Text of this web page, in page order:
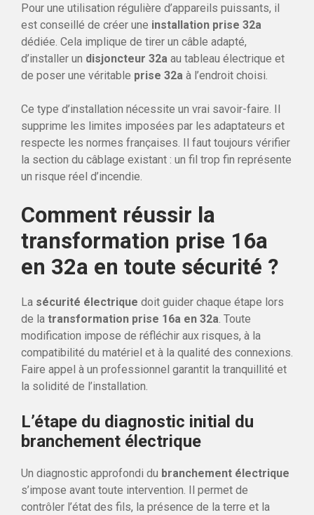
Pour une utilisation régulière d’appareils puissants, il
est conseillé de créer une installation prise 32a
dédiée. Cela implique de tirer un câble adapté,
d’installer un disjoncteur 32a au tableau électrique et
de poser une véritable prise 32a à l’endroit choisi.
Ce type d’installation nécessite un vrai savoir-faire. Il
supprime les limites imposées par les adaptateurs et
respecte les normes françaises. Il faut toujours vérifier
la section du câblage existant : un fil trop fin représente
un risque réel d’incendie.
Comment réussir la
transformation prise 16a
en 32a en toute sécurité ?
La sécurité électrique doit guider chaque étape lors
de la transformation prise 16a en 32a. Toute
modification impose de réfléchir aux risques, à la
compatibilité du matériel et à la qualité des connexions.
Faire appel à un professionnel garantit la tranquillité et
la solidité de l’installation.
L’étape du diagnostic initial du
branchement électrique
Un diagnostic approfondi du branchement électrique
s’impose avant toute intervention. Il permet de
contrôler l’état des fils, la présence de la terre et la